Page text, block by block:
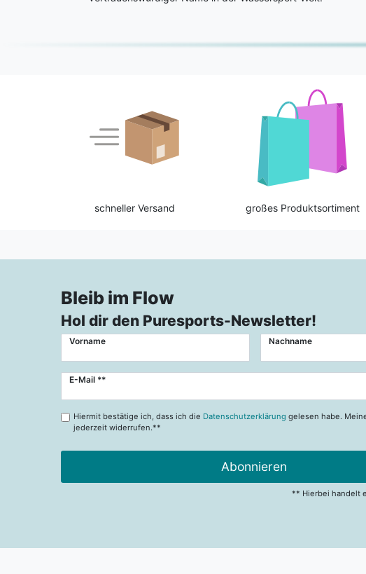
schneller Versand großes Produktsortiment
Bleib im Flow
Hol dir den Puresports-Newsletter!
Vorname Nachname
E-Mail **
Newsletter
Hiermit bestätige ich, dass ich die Datenschutzerklärung gelesen habe.
jederzeit widerrufen.**
Abonnieren
** Hierbei handelt